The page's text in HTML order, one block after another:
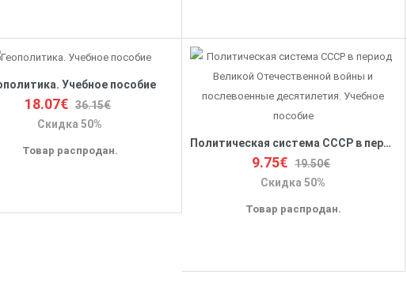
Учебное пособие
18.07€ 36.15€
Скидка 50%
Товар распродан.
Политическая система СССР в период Великой Отечественной войны и послевоенные десятилетия. Учебное пособие
9.75€ 19.50€
Скидка 50%
Товар распродан.